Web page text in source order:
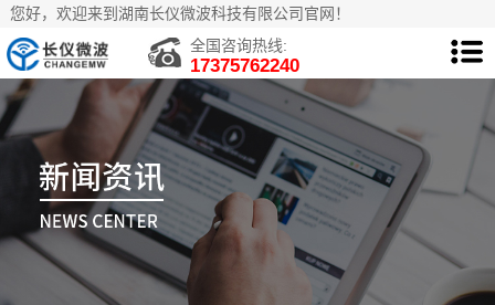
您好，欢迎来到湖南长仪微波科技有限公司官网！
全国咨询热线:
17375762240